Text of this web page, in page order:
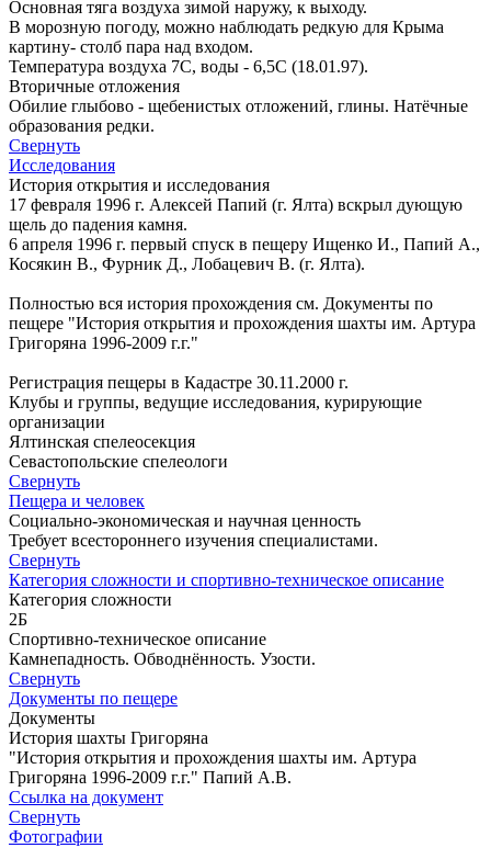
Основная тяга воздуха зимой наружу, к выходу.
В морозную погоду, можно наблюдать редкую для Крыма
картину- столб пара над входом.
Температура воздуха 7С, воды - 6,5С (18.01.97).
Вторичные отложения
Обилие глыбово - щебенистых отложений, глины. Натёчные
образования редки.
Свернуть
Исследования
История открытия и исследования
17 февраля 1996 г. Алексей Папий (г. Ялта) вскрыл дующую
щель до падения камня.
6 апреля 1996 г. первый спуск в пещеру Ищенко И., Папий А.,
Косякин В., Фурник Д., Лобацевич В. (г. Ялта).
Полностью вся история прохождения см. Документы по
пещере "История открытия и прохождения шахты им. Артура
Григоряна 1996-2009 г.г."
Регистрация пещеры в Кадастре 30.11.2000 г.
Клубы и группы, ведущие исследования, курирующие
организации
Ялтинская спелеосекция
Севастопольские спелеологи
Свернуть
Пещера и человек
Социально-экономическая и научная ценность
Требует всестороннего изучения специалистами.
Свернуть
Категория сложности и спортивно-техническое описание
Категория сложности
2Б
Спортивно-техническое описание
Камнепадность. Обводнённость. Узости.
Свернуть
Документы по пещере
Документы
История шахты Григоряна
"История открытия и прохождения шахты им. Артура
Григоряна 1996-2009 г.г." Папий А.В.
Ссылка на документ
Свернуть
Фотографии